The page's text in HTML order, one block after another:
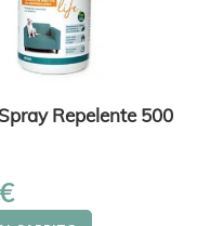
Repelente 500
€